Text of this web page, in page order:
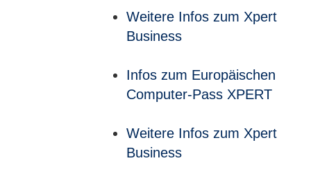
Weitere Infos zum Xpert
Business
Infos zum Europäischen
Computer-Pass XPERT
Weitere Infos zum Xpert
Business